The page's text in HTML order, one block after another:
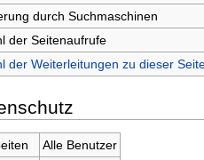
durch Suchmaschinen
der Seitenaufrufe
der Weiterleitungen zu dieser
Alle Benutzer